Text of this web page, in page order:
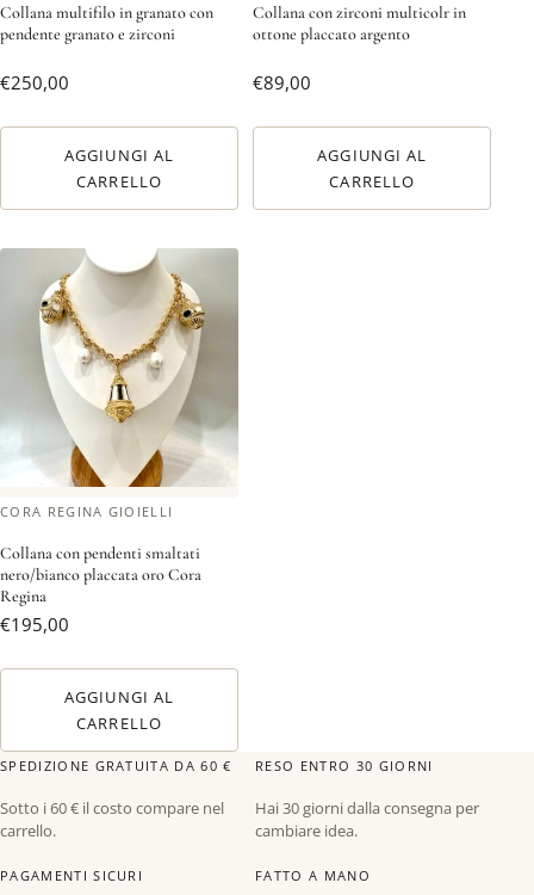
Collana multifilo in granato con
pendente granato e zirconi
€250,00
AGGIUNGI AL
CARRELLO
Collana con zirconi multicolr in
ottone placcato argento
€89,00
AGGIUNGI AL
CARRELLO
CORA REGINA GIOIELLI
Collana con pendenti smaltati
nero/bianco placcata oro Cora
Regina
€195,00
AGGIUNGI AL
CARRELLO
SPEDIZIONE GRATUITA DA 60 €
Sotto i 60 € il costo compare nel
carrello.
RESO ENTRO 30 GIORNI
Hai 30 giorni dalla consegna per
cambiare idea.
PAGAMENTI SICURI FATTO A MANO